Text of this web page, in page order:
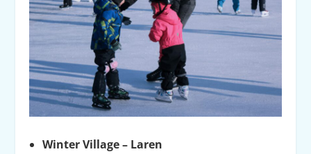
Winter Village – Laren